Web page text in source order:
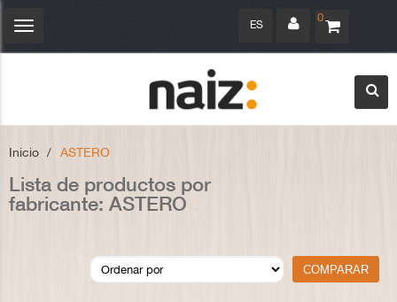
0
ES
Navegación
Inicio > ASTERO
Lista de productos por
fabricante: ASTERO